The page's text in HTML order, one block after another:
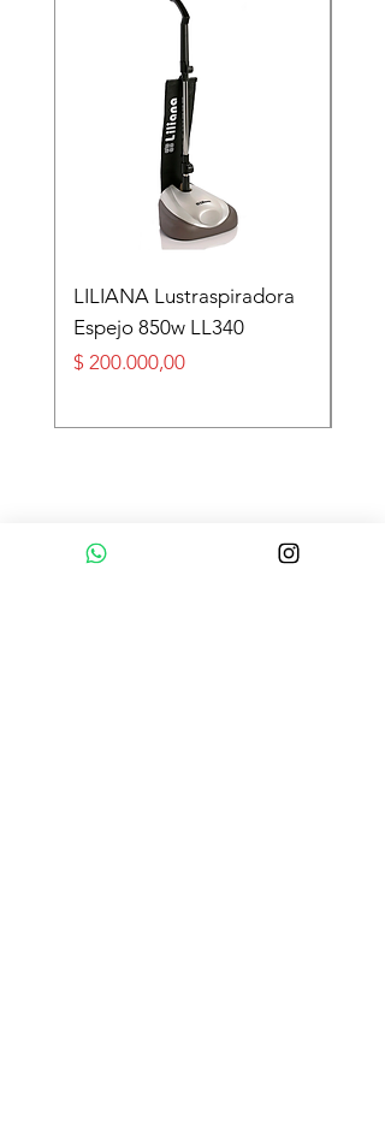
LILIANA Lustraspiradora
Espejo 850w LL340
Precio
$ 200.000,00